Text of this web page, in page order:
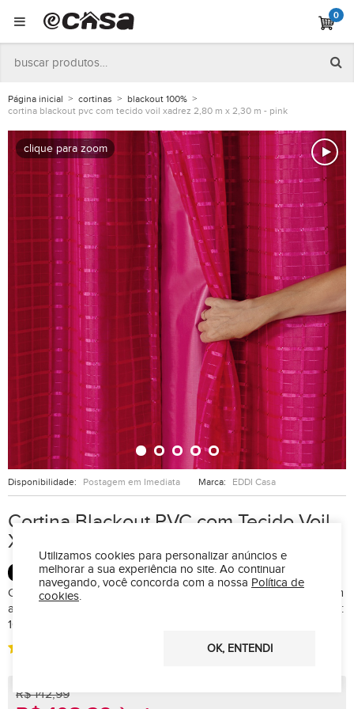
0
Página inicial cortinas
blackout 100%
cortina blackout pvc com tecido voil xadrez 2,80 m x 2,30 m - pink
clique para zoom
Disponibilidade: Postagem em Imediata Marca: EDDI Casa
Cortina Blackout PVC com Tecido Voil
Xadrez 2,80 m x 2,30 m - Pink
BLACKOUT
Cortina Blackout com Tecido Voil Xadrez 2,80 m largura x 2,30 m
alturaCOMPOSIÇÃO :Base: 100% Policloreto de Vinila (PVC)Forro:
100% Poliéster
R$ 142,99
Utilizamos cookies para personalizar anúncios e
melhorar a sua experiência no site. Ao continuar
navegando, você concorda com a nossa Política de
cookies.
OK, ENTENDI